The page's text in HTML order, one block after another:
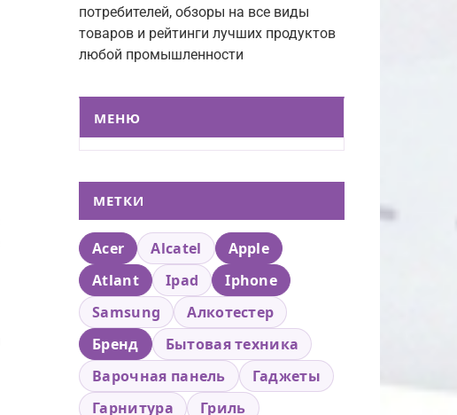
потребителей, обзоры на все виды
товаров и рейтинги лучших продуктов
любой промышленности
МЕНЮ
МЕТКИ
Acer Alcatel
Apple
Atlant
Ipad
Iphone
Samsung
Алкотестер
Бренд
Бытовая техника
Варочная панель
Гаджеты
Гарнитура
Гриль